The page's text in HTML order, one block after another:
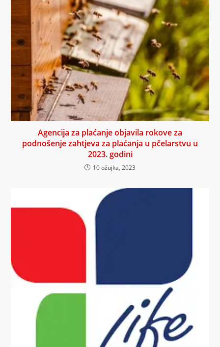
Agencija za plaćanje objavila rokove za
podnošenje zahtjeva za plaćanja u pčelarstvu u
2023. godini
10 ožujka, 2023